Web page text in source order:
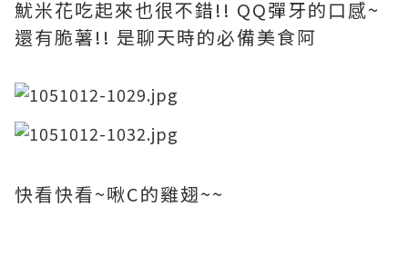
魷米花吃起來也很不錯!! QQ彈牙的口感~
還有脆薯!! 是聊天時的必備美食阿
快看快看~啾C的雞翅~~